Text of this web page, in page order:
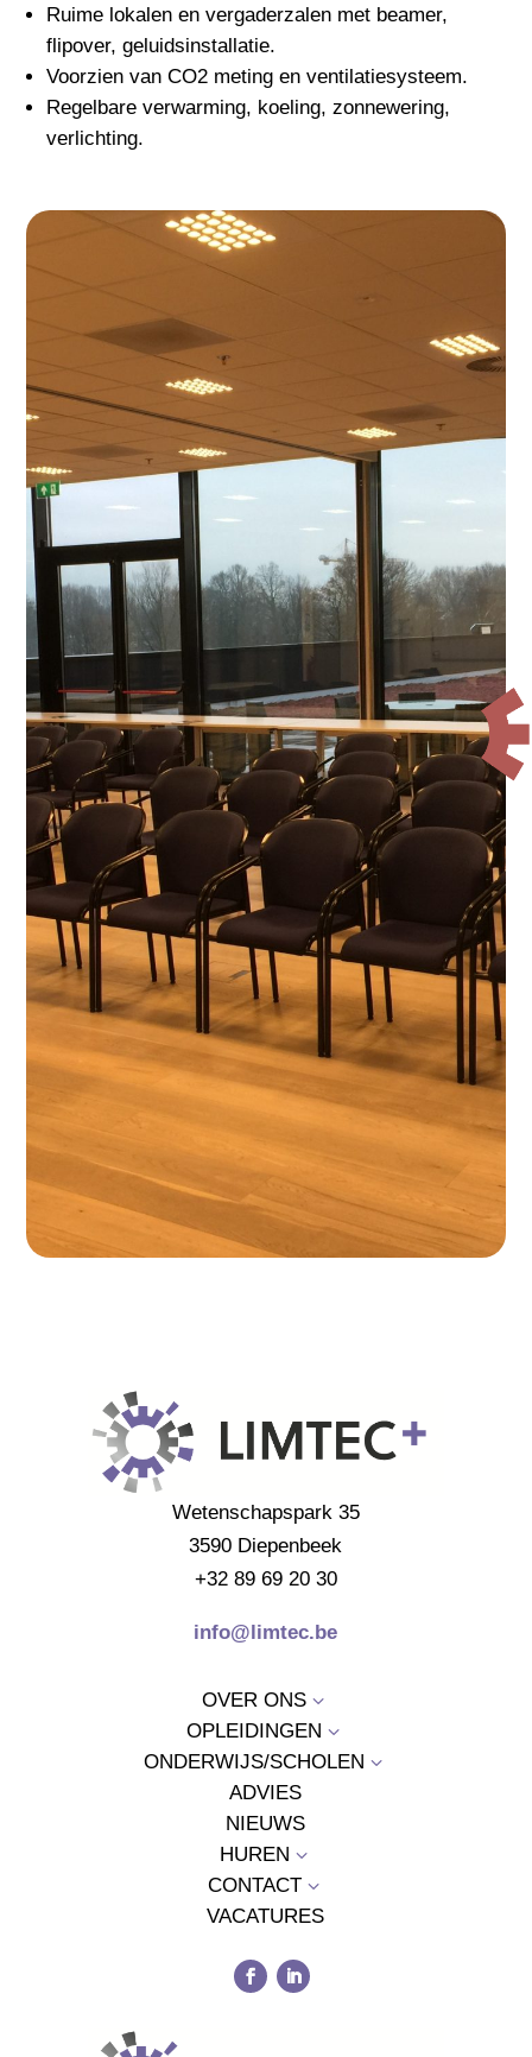
Ruime lokalen en vergaderzalen met beamer,
flipover, geluidsinstallatie.
Voorzien van CO2 meting en ventilatiesysteem.
Regelbare verwarming, koeling, zonnewering,
verlichting.
Wetenschapspark 35
3590 Diepenbeek
+32 89 69 20 30
info@limtec.be
OVER ONS 3
OPLEIDINGEN 3
ONDERWIJS/SCHOLEN 3
ADVIES
NIEUWS
HUREN 3
CONTACT3
VACATURES